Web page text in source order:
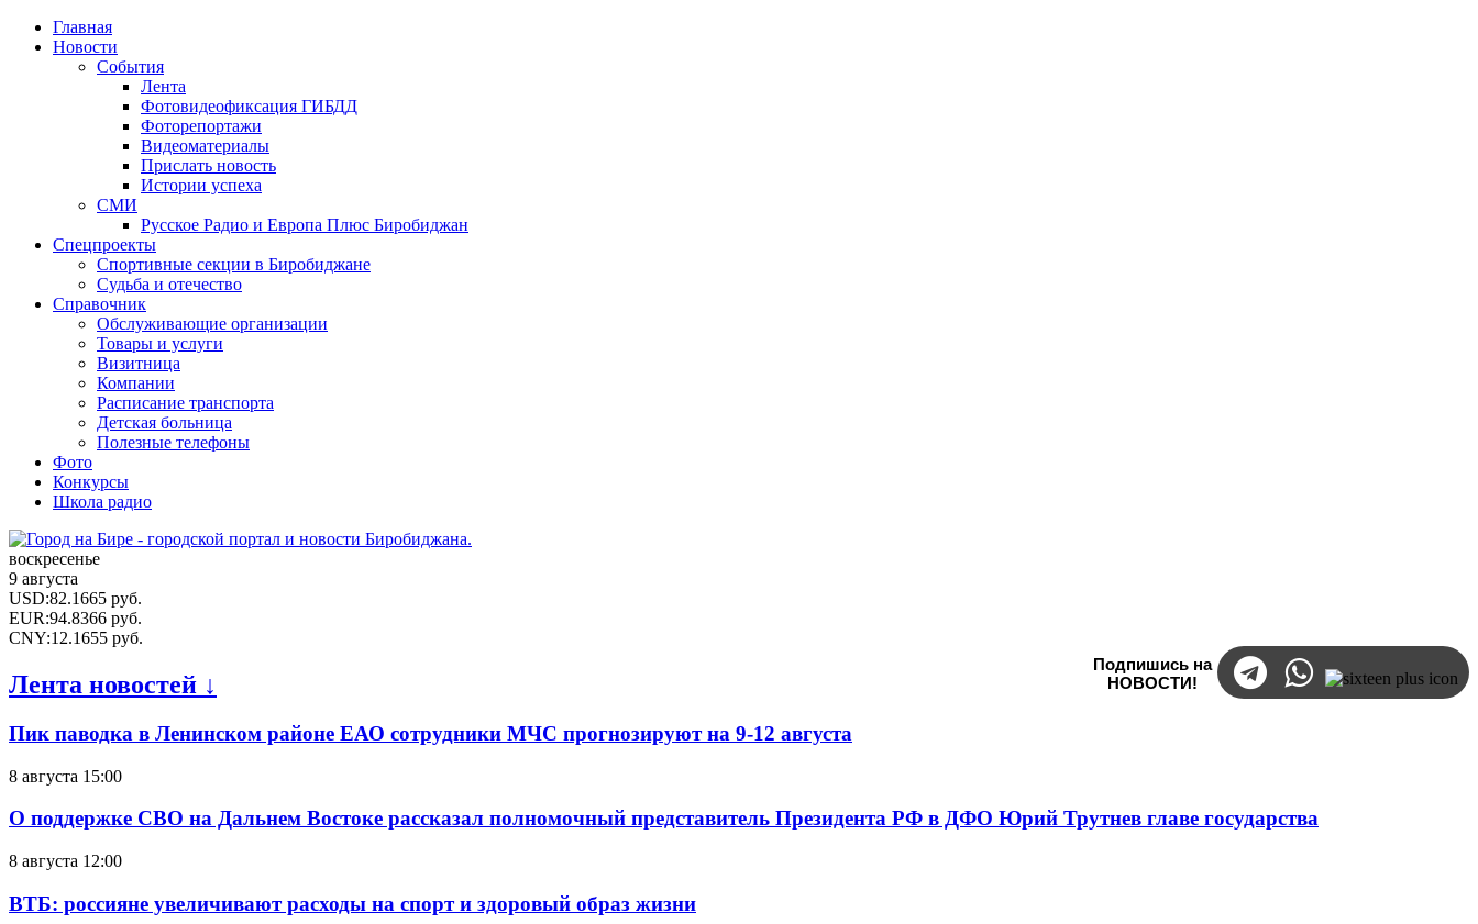
Главная
Новости
События
Лента
Фотовидеофиксация ГИБДД
Фоторепортажи
Видеоматериалы
Прислать новость
Истории успеха
СМИ
Русское Радио и Европа Плюс Биробиджан
Спецпроекты
Спортивные секции в Биробиджане
Судьба и отечество
Справочник
Обслуживающие организации
Товары и услуги
Визитница
Компании
Расписание транспорта
Детская больница
Полезные телефоны
Фото
Конкурсы
Школа радио
воскресенье
9 августа
USD:82.1665 руб.
EUR:94.8366 руб.
CNY:12.1655 руб.
Подпишись на
НОВОСТИ!
Лента новостей ↓
Пик паводка в Ленинском районе ЕАО сотрудники МЧС прогнозируют на 9-12 августа
8 августа 15:00
О поддержке СВО на Дальнем Востоке рассказал полномочный представитель Президента РФ в ДФО Юрий Трутнев главе государства
8 августа 12:00
ВТБ: россияне увеличивают расходы на спорт и здоровый образ жизни